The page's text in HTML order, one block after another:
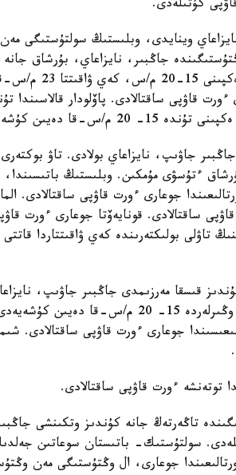
كۇتىلەدى.
وينايدى، وبلىستىڭ سولتۇستىگى
جاڭبىر، نايزاعاي، بۇرشاق
سولتۇستىك- باتىستان
قاۋپى ساقتالادى. پاۆلودار قالاسىندا
قا دەيىن كۇشەيەدى.
جاۋىپ، نايزاعاي بولادى. تاۋ
ءتۇسۋى مۇمكىن. وبلىستىڭ باتىسىندا،
جوعارى ءورت قاۋپى ساقتالادى.
ساقتالادى. قونايەۆتا جوعارى ءورت
تاۋلى بولىكتەرىندە كەي ۋاقىتتاردا
قىسقا مەرزىمدى جاڭبىر جاۋىپ،
شىعىستان سوعاتىن جەلدىڭ ەكپىنى تاۋلى وڭىرلەردە
جوعارى ءورت قاۋپى ساقتالادى.
توتەنشە ءورت قاۋپى ساقتالادى.
تاڭەرتەڭ جانە كۇندىز وتكىنشى
جوعارى، ال وڭتۇستىگى مەن